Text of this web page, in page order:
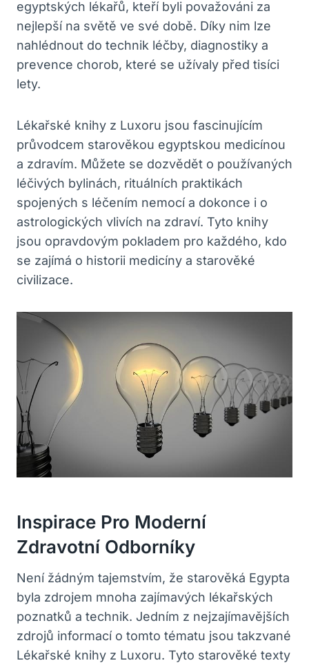
egyptských lékařů, kteří byli považováni za
nejlepší na světě ve své době. Díky nim lze
nahlédnout do technik léčby, diagnostiky a
prevence chorob, které se užívaly před tisíci
lety.
Lékařské knihy z Luxoru jsou fascinujícím
průvodcem starověkou egyptskou medicínou
a zdravím. Můžete se dozvědět o používaných
léčivých bylinách, rituálních praktikách
spojených s léčením nemocí a dokonce i o
astrologických vlivích na zdraví. Tyto knihy
jsou opravdovým pokladem pro každého, kdo
se zajímá o historii medicíny a starověké
civilizace.
Inspirace Pro Moderní
Zdravotní Odborníky
Není žádným tajemstvím, že starověká Egypta
byla zdrojem mnoha zajímavých lékařských
poznatků a technik. Jedním z nejzajímavějších
zdrojů informací o tomto tématu jsou takzvané
Lékařské knihy z Luxoru. Tyto starověké texty